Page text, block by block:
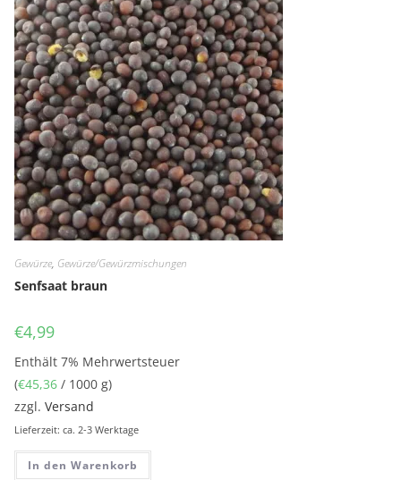
Gewürze, Gewürze/Gewürzmischungen
Senfsaat braun
€4,99
Enthält 7% Mehrwertsteuer
(€45,36 / 1000 g)
zzgl.Versand
Lieferzeit: ca. 2-3 Werktage
In den Warenkorb